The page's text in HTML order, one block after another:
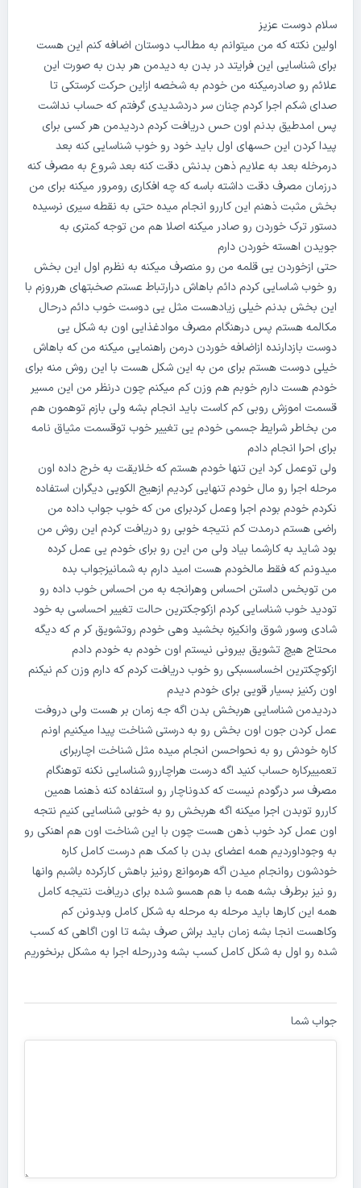
سلام دوست عزیز
اولین نکته که من میتوانم به مطالب دوستان اضافه کنم این هست
برای شناسایی این فرایتد در بدن به دیدمن هر بدن به صورت این
علائم رو صادرمیکنه من خودم به شخصه ازاین حرکت کرستکی تا
صدای شکم اجرا کردم چنان سر دردشدیدی گرفتم که حساب نداشت
پس امدطیق بدنم اون حس دریافت کردم دردیدمن هر کسی برای
پیدا کردن این حسهای اول باید خود رو خوب شناسایی کنه بعد
درمرخله بعد به علایم ذهن بدنش دقت کنه بعد شروع به مصرف کنه
درزمان مصرف دقت داشته باسه که چه افکاری رومرور میکنه برای من
بخش مثبت ذهنم این کاررو انجام میده حتی به نقطه سیری نرسیده
دستور ترک خوردن رو صادر میکنه اصلا هم من توجه کمتری به
جویدن اهسته خوردن دارم‌
حتی ازخوردن یی قلمه من رو منصرف میکنه به نظرم اول این بخش
رو خوب شاسایی کردم دائم باهاش درارتباط عستم صخبتهای هرروزم با
این بخش بدنم خیلی زیادهست مثل یی دوست خوب دائم درحال
مکالمه هستم پس درهنگام مصرف موادغذایی اون به شکل یی
دوست بازدارنده ازاضافه خوردن درمن راهنمایی میکنه من که باهاش
خیلی دوست هستم برای من به این شکل هست با این روش منه برای
خودم هست دارم خوبم هم وزن کم میکنم چون درنظر من این مسیر
قسمت اموزش روبی کم کاست باید انجام بشه ولی بازم توهمون هم
من بخاطر شرایط جسمی خودم یی تغییر خوب توقسمت مثیاق نامه
برای احرا انجام دادم‌
ولی توعمل کرد این تنها خودم هستم که خلایقت به خرج داده اون
مرحله اجرا رو مال خودم تنهایی کردیم ازهیج الکویی دیگران استفاده
نکردم خودم بودم اجرا وعمل کردبرای من که خوب جواب داده من
راضی هستم درمدت کم نتیجه خوبی رو دریافت کردم این روش من
بود شاید به کارشما بیاد ولی من این رو برای خودم یی عمل کرده
میدونم که فقط مالخودم هست امید دارم به شمانیزجواب بده
من توبخس داستن احساس وهرانجه به من احساس خوب داده رو
تودید خوب شناسایی کردم ازکوجکترین حالت تغییر احساسی به خود
شادی وسور شوق وانکیزه بخشید وهی خودم روتشویق کر م که دیگه
محتاج هیچ تشویق بیرونی نیستم اون خودم به خودم دادم
ازکوچکترین اخساسسبکی رو خوب دریافت کردم که دارم وزن کم نیکنم
اون رکنیز بسیار قویی برای خودم دیدم
دردیدمن شناسایی هربخش بدن اگه جه زمان بر هست ولی دروفت
عمل کردن جون اون بخش رو به درستی شناخت پیدا میکنیم اونم
کاره خودش رو به نحواحسن انجام میده مثل شناخت اچاربرای
تعمییرکاره حساب کنید اگه درست هراچاررو شناسایی نکنه توهنگام
مصرف سر درگودم نیست که کدوناچار رو استفاده کنه ذهنما همین
کاررو توبدن اجرا میکنه اگه هربخش رو به خوبی شناسایی کنیم نتجه
اون عمل کرد خوب ذهن هست چون با این شناخت اون هم اهنکی رو
به وجوداوردیم همه اعضای بدن با کمک هم درست کامل کاره
خودشون روانجام میدن اگه هرموانع رونیز باهش کارکرده باشبم وانها
رو نیز برطرف بشه همه با هم همسو شده برای دریافت نتیجه کامل
همه این کارها باید مرحله به مرحله به شکل کامل وبدونن کم
وکاهست انجا بشه زمان باید براش صرف بشه تا اون اگاهی که کسب
شده رو اول به شکل کامل کسب بشه ودررحله اجرا به مشکل برنخوریم‌
جواب شما